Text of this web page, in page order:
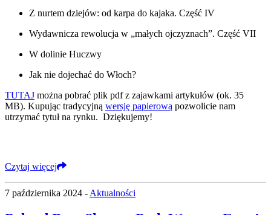
Z nurtem dziejów: od karpa do kajaka. Część IV
Wydawnicza rewolucja w „małych ojczyznach”. Część VII
W dolinie Huczwy
Jak nie dojechać do Włoch?
TUTAJ można pobrać plik pdf z zajawkami artykułów (ok. 35
MB). Kupując tradycyjną wersję papierową pozwolicie nam
utrzymać tytuł na rynku. Dziękujemy!
Czytaj więcej
7 października 2024 - Aktualności